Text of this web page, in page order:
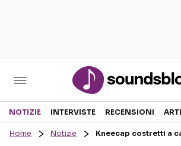
Sezioni
NOTIZIE INTERVISTE RECENSIONI
Home Notizie Kneecap costretti a